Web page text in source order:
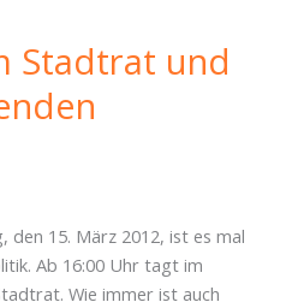
Stadtrat und
15. März 2012, ist es mal
Ab 16:00 Uhr tagt im
Wie immer ist auch